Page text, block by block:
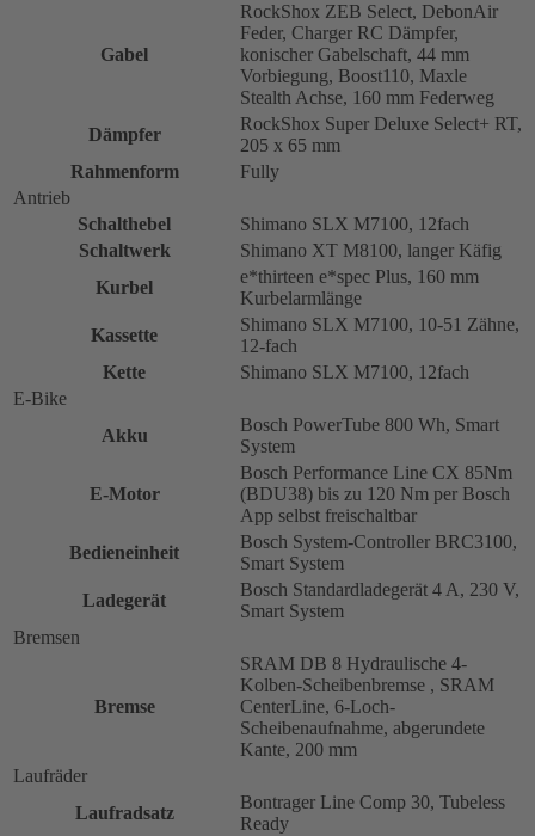
Gabel
RockShox ZEB Select, DebonAir
Feder, Charger RC Dämpfer,
konischer Gabelschaft, 44 mm
Vorbiegung, Boost110, Maxle
Stealth Achse, 160 mm Federweg
Dämpfer
RockShox Super Deluxe Select+ RT,
205 x 65 mm
Rahmenform
Fully
Antrieb
Schalthebel
Shimano SLX M7100, 12fach
Schaltwerk
Shimano XT M8100, langer Käfig
Kurbel
e*thirteen e*spec Plus, 160 mm
Kurbelarmlänge
Kassette
Shimano SLX M7100, 10-51 Zähne,
12-fach
Kette
Shimano SLX M7100, 12fach
E-Bike
Akku
Bosch PowerTube 800 Wh, Smart
System
E-Motor
Bosch Performance Line CX 85Nm
(BDU38) bis zu 120 Nm per Bosch
App selbst freischaltbar
Bedieneinheit
Bosch System-Controller BRC3100,
Smart System
Ladegerät
Bosch Standardladegerät 4 A, 230 V,
Smart System
Bremsen
Bremse
SRAM DB 8 Hydraulische 4-
Kolben-Scheibenbremse , SRAM
CenterLine, 6-Loch-
Scheibenaufnahme, abgerundete
Kante, 200 mm
Laufräder
Laufradsatz
Bontrager Line Comp 30, Tubeless
Ready